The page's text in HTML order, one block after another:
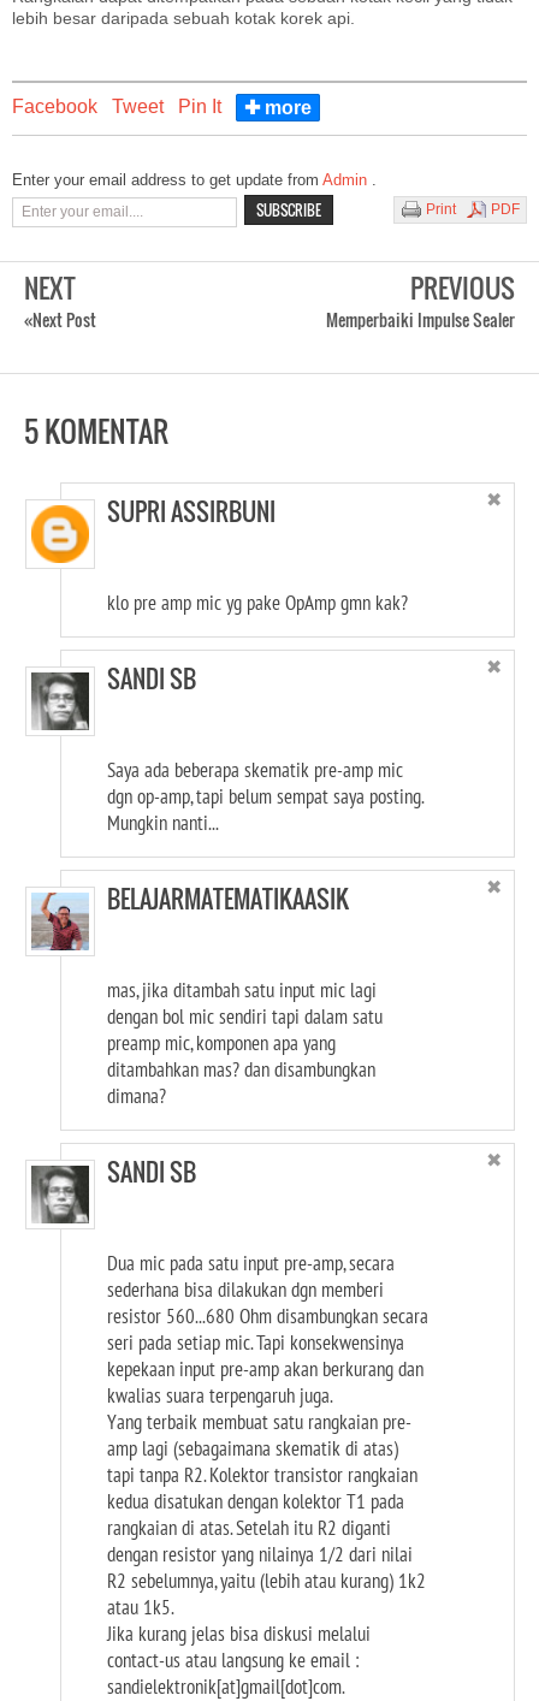
lebih besar daripada sebuah kotak korek api.
Facebook Tweet Pin It ✚ more
Enter your email address to get update from Admin .
Print PDF
NEXT
«Next Post
PREVIOUS
Memperbaiki Impulse Sealer
5 KOMENTAR
SUPRI ASSIRBUNI ✖
klo pre amp mic yg pake OpAmp gmn kak?
SANDI SB ✖
Saya ada beberapa skematik pre-amp mic
dgn op-amp, tapi belum sempat saya posting.
Mungkin nanti...
BELAJARMATEMATIKAASIK ✖
mas, jika ditambah satu input mic lagi
dengan bol mic sendiri tapi dalam satu
preamp mic, komponen apa yang
ditambahkan mas? dan disambungkan
dimana?
SANDI SB ✖
Dua mic pada satu input pre-amp, secara
sederhana bisa dilakukan dgn memberi
resistor 560...680 Ohm disambungkan secara
seri pada setiap mic. Tapi konsekwensinya
kepekaan input pre-amp akan berkurang dan
kwalias suara terpengaruh juga.
Yang terbaik membuat satu rangkaian pre-
amp lagi (sebagaimana skematik di atas)
tapi tanpa R2. Kolektor transistor rangkaian
kedua disatukan dengan kolektor T1 pada
rangkaian di atas. Setelah itu R2 diganti
dengan resistor yang nilainya 1/2 dari nilai
R2 sebelumnya, yaitu (lebih atau kurang) 1k2
atau 1k5.
Jika kurang jelas bisa diskusi melalui
contact-us atau langsung ke email :
sandielektronik[at]gmail[dot]com.